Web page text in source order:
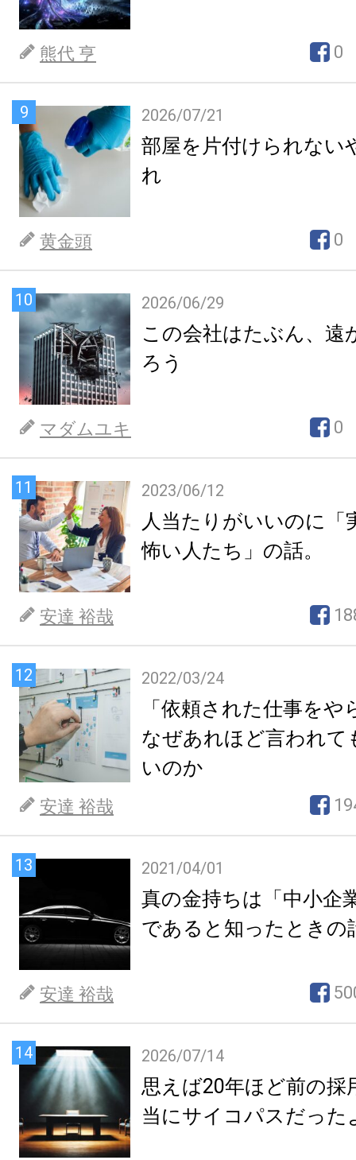
熊代 亨 0
9 2026/07/21
部屋を片付けられない
れ
黄金頭 0
10 2026/06/29
この会社はたぶん、遠
ろう
マダムユキ 0
11 2023/06/12
人当たりがいいのに「
怖い人たち」の話。
安達 裕哉
12 2022/03/24
「依頼された仕事を
なぜあれほど言われて
いのか
安達 裕哉
13 2021/04/01
真の金持ちは「中小企
であると知ったときの
安達 裕哉
14 2026/07/14
思えば20年ほど前の採
当にサイコパスだった